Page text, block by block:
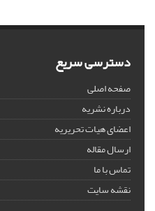
دسترسی سریع
صفحه اصلی
درباره نشریه
اعضای هیات تحریریه
ارسال مقاله
تماس با ما
نقشه سایت